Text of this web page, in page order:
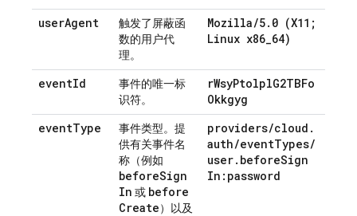
userAgent
触发了屏蔽函
数的用户代
理。
Mozilla/5. 0 (X11;
Linux x86_64)
eventId
事件的唯一标
识符。
rWsyPtolplG2TBFo
Okkgyg
eventType
事件类型。提
供有关事件名
称（例如
beforeSign
In 或 before
Create）以及
providers/cloud .
auth/eventTypes/
user. beforeSign
In:password